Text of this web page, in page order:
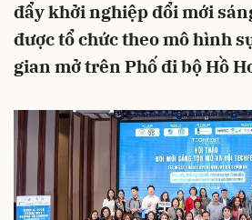
đẩy khởi nghiệp đổi mới
được tổ chức theo mô hình
gian mở trên Phố đi bộ Hồ